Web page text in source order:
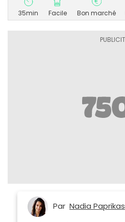
35min Facile Bon marché
Par Nadia Paprikas